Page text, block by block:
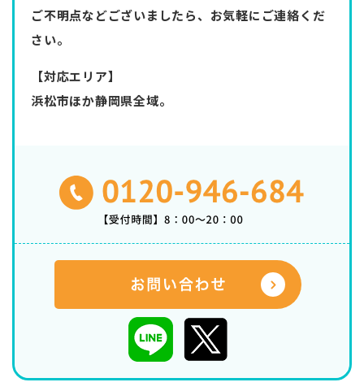
ご不明点などございましたら、お気軽にご連絡くだ
さい。
【対応エリア】
浜松市ほか静岡県全域。